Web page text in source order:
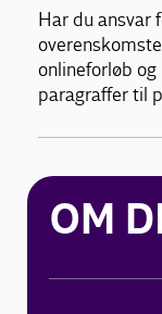
Har du ansvar
onlineforløb
paragraffer til
OM